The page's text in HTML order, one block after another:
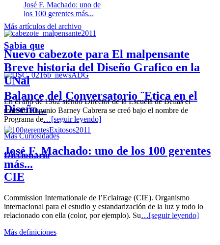
José F. Machado: uno de
los 100 gerentes más...
Nuevo cabezote para El malpensante
Balance del Conversatorio ¨Etica en el
Diseño...
José F. Machado: uno de los 100 gerentes
más...
Más artículos del archivo
Sabía que
Breve historia del Diseño Grafico en la
UNal
En el año de 1962 siendo Director de la Escuela de Bellas el
maestro Eugenio Barney Cabrera se creó bajo el nombre de
Programa de…[seguir leyendo]
Más Curiosidades
Diccionario
CIE
Commission Internationale de l’Eclairage (CIE). Organismo
internacional para el estudio y estandarización de la luz y todo lo
relacionado con ella (color, por ejemplo). Su…[seguir leyendo]
Más definiciones